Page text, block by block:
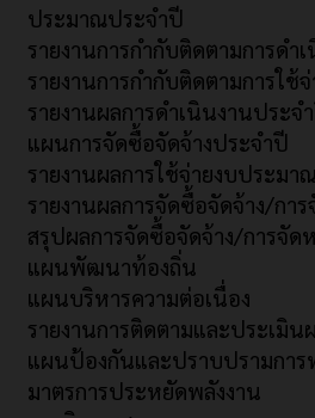
ประมาณประจำปี
รายงานการกำกับติดตามการดำ
รายงานการกำกับติดตามการใ
รายงานผลการดำเนินงานประจ
แผนการจัดซื้อจัดจ้างประจำปี
รายงานผลการใช้จ่ายงบประมา
รายงานผลการจัดซื้อจัดจ้าง/กา
สรุปผลการจัดซื้อจัดจ้าง/การจัด
แผนพัฒนาท้องถิ่น
แผนบริหารความต่อเนื่อง
รายงานการติดตามและประเมิ
แผนป้องกันและปราบปรามการ
มาตรการประหยัดพลังงาน